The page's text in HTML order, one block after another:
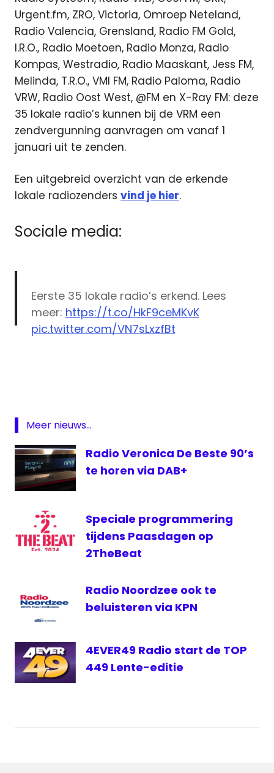
Urgent.fm, ZRO, Victoria, Omroep Neteland,
Radio Valencia, Grensland, Radio FM Gold,
I.R.O., Radio Moetoen, Radio Monza, Radio
Kompas, Westradio, Radio Maaskant, Jess FM,
Melinda, T.R.O., VMI FM, Radio Paloma, Radio
VRW, Radio Oost West, @FM en X-Ray FM: deze
35 lokale radio’s kunnen bij de VRM een
zendvergunning aanvragen om vanaf 1
januari uit te zenden.
Een uitgebreid overzicht van de erkende
lokale radiozenders vind je hier.
Sociale media:
Eerste 35 lokale radio’s erkend. Lees
meer: https://t.co/HkF9ceMKvK
pic.twitter.com/VN7sLxzfBt
radio
netwerken
Radio
Sven
Gatz
Vlaanderen
Meer nieuws...
Radio Veronica De Beste 90’s
te horen via DAB+
Speciale programmering
tijdens Paasdagen op
2TheBeat
Radio Noordzee ook te
beluisteren via KPN
4EVER49 Radio start de TOP
449 Lente-editie